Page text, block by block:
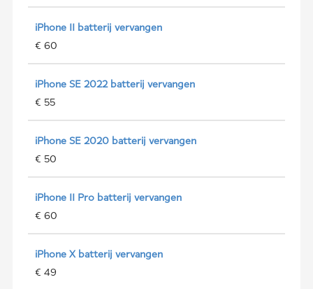
iPhone 11 batterij vervangen
€ 60
iPhone SE 2022 batterij vervangen
€ 55
iPhone SE 2020 batterij vervangen
€ 50
iPhone 11 Pro batterij vervangen
€ 60
iPhone X batterij vervangen
€ 49